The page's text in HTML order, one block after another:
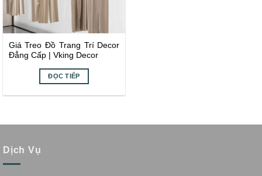
Giá Treo Đồ Trang Trí Decor
Đẳng Cấp | Vking Decor
ĐỌC TIẾP
Dịch Vụ